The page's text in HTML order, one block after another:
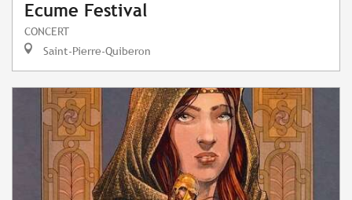
Ecume Festival
CONCERT
Saint-Pierre-Quiberon